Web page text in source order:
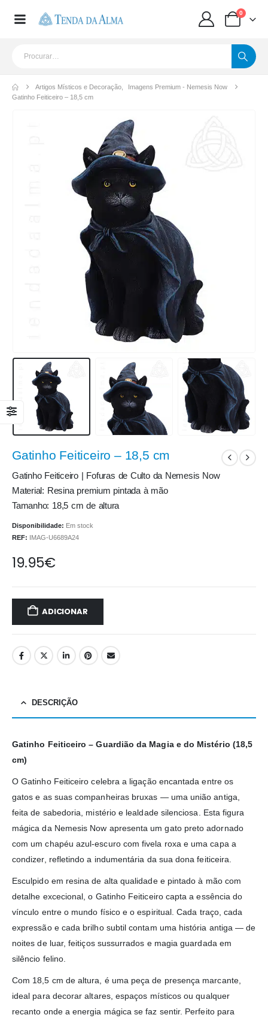
0
Artigos Místicos e Decoração
Imagens Premium - Nemesis Now
Gatinho Feiticeiro – 18,5 cm
Gatinho Feiticeiro – 18,5 cm
Gatinho Feiticeiro | Fofuras de Culto da Nemesis Now
Material: Resina premium pintada à mão
Tamanho: 18,5 cm de altura
Disponibilidade: Em stock
REF:
IMAG-U6689A24
19.95€
ADICIONAR
DESCRIÇÃO
Gatinho Feiticeiro – Guardião da Magia e do Mistério (18,5
cm)
O Gatinho Feiticeiro celebra a ligação encantada entre os
gatos e as suas companheiras bruxas — uma união antiga,
feita de sabedoria, mistério e lealdade silenciosa. Esta figura
mágica da Nemesis Now apresenta um gato preto adornado
com um chapéu azul-escuro com fivela roxa e uma capa a
condizer, refletindo a indumentária da sua dona feiticeira.
Esculpido em resina de alta qualidade e pintado à mão com
detalhe excecional, o Gatinho Feiticeiro capta a essência do
vínculo entre o mundo físico e o espiritual. Cada traço, cada
expressão e cada brilho subtil contam uma história antiga — de
noites de luar, feitiços sussurrados e magia guardada em
silêncio felino.
Com 18,5 cm de altura, é uma peça de presença marcante,
ideal para decorar altares, espaços místicos ou qualquer
recanto onde a energia mágica se faz sentir. Perfeito para